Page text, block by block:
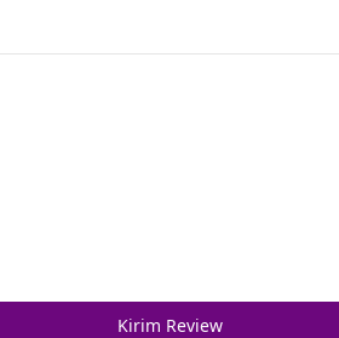
Kirim Review